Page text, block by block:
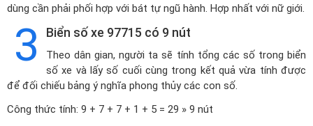
dùng cần phải phối hợp với bát tự ngũ hành. Hợp nhất với nữ giới.
3 Biển số xe 97715 có 9 nút
Theo dân gian, người ta sẽ tính tổng các số trong biển
số xe và lấy số cuối cùng trong kết quả vừa tính được
để đối chiếu bảng ý nghĩa phong thủy các con số.
Công thức tính: 9 + 7 + 7 + 1 + 5 = 29 » 9 nút